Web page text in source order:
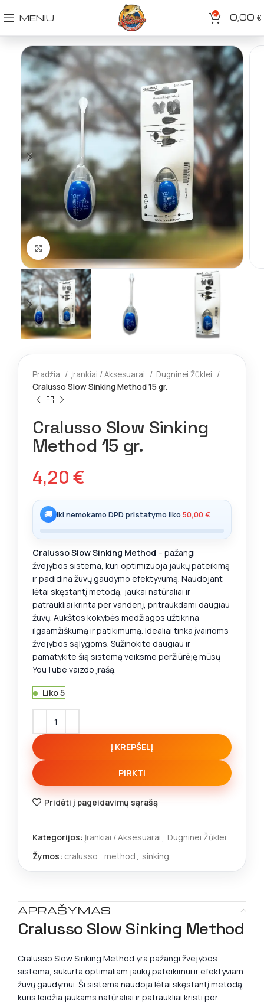
MENIU 0 0,00 €
Pradžia Įrankiai / Aksesuarai
Dugninei Žūklei
Cralusso Slow Sinking Method 15 gr.
Cralusso Slow Sinking
Method 15 gr.
4,20€
🚚 Iki nemokamo DPD pristatymo liko 50,00€
Cralusso Slow Sinking Method – pažangi
žvejybos sistema, kuri optimizuoja jaukų pateikimą
ir padidina žuvų gaudymo efektyvumą. Naudojant
lėtai skęstantį metodą, jaukai natūraliai ir
patraukliai krinta per vandenį, pritraukdami daugiau
žuvų. Aukštos kokybės medžiagos užtikrina
ilgaamžiškumą ir patikimumą. Idealiai tinka įvairioms
žvejybos sąlygoms. Sužinokite daugiau ir
pamatykite šią sistemą veiksme peržiūrėję mūsų
YouTube vaizdo įrašą.
Liko 5
Į KREPŠELĮ
PIRKTI
Pridėti į pageidavimų sąrašą
Kategorijos: Įrankiai / Aksesuarai, Dugninei Žūklei
Žymos: cralusso, method, sinking
APRAŠYMAS
Cralusso Slow Sinking Method
Cralusso Slow Sinking Method yra pažangi žvejybos
sistema, sukurta optimaliam jaukų pateikimui ir efektyviam
žuvų gaudymui. Ši sistema naudoja lėtai skęstantį metodą,
kuris leidžia jaukams natūraliai ir patraukliai kristi per